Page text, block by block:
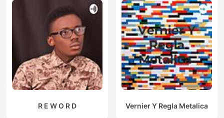
R E W O R D Vernier Y Regla Metalica